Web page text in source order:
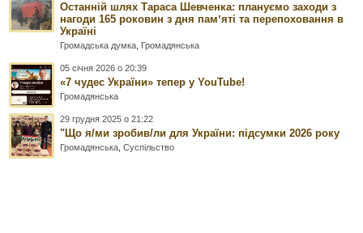
Останній шлях Тараса Шевченка: плануємо заходи з
нагоди 165 роковин з дня памʼяті та перепоховання в
Україні
Громадська думка Громадянська
05 січня 2026 о 20:39
«7 чудес України» тепер у YouTube!
Громадянська
29 грудня 2025 о 21:22
"Що я/ми зробив/ли для України: підсумки 2026 року
Громадянська ,Суспільство